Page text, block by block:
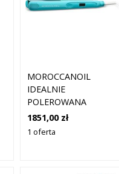
MOROCCANOIL
IDEALNIE
POLEROWANA
PROSTOWNICA DO
WŁOSÓW Z TYTANU
1851,00 zł
1 oferta